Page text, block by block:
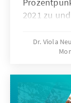
2021 zu
Linke
Berlin. Die
Hürde. Im
Dr. Viola